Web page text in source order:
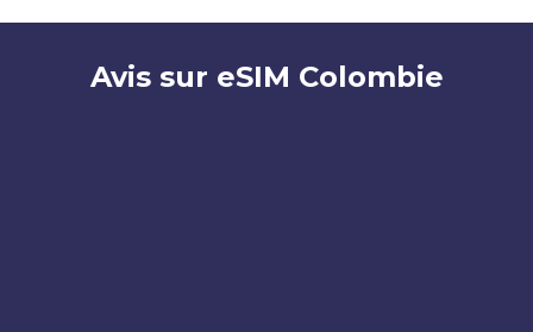
Avis sur eSIM Colombie